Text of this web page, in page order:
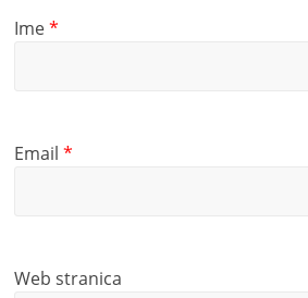
Ime*
Email*
Web stranica